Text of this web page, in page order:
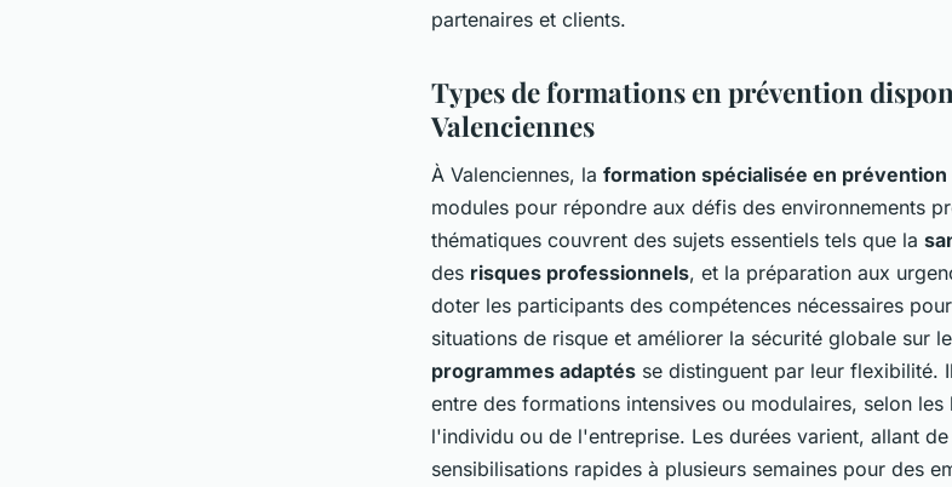
partenaires et clients.
Types de formations en prévention
Valenciennes
À Valenciennes, la formation spécialisée en prévention
modules pour répondre aux défis des environnements
thématiques couvrent des sujets essentiels tels que la
des risques professionnels, et la préparation aux
doter les participants des compétences nécessaires
situations de risque et améliorer la sécurité globale sur
programmes adaptés se distinguent par leur flexibilité.
entre des formations intensives ou modulaires, selon
l'individu ou de l'entreprise. Les durées varient, allant
sensibilisations rapides à plusieurs semaines pour des